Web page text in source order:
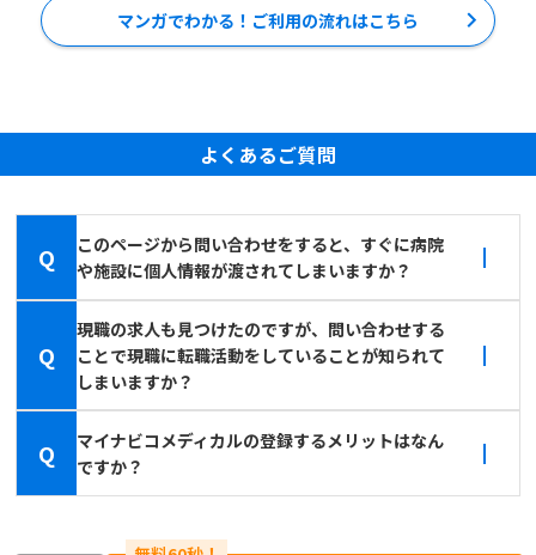
マンガでわかる！ご利用の流れはこちら
よくあるご質問
Q
このページから問い合わせをすると、すぐに病院
や施設に個人情報が渡されてしまいますか？
Q
現職の求人も見つけたのですが、問い合わせする
ことで現職に転職活動をしていることが知られて
しまいますか？
Q
マイナビコメディカルの登録するメリットはなん
ですか？